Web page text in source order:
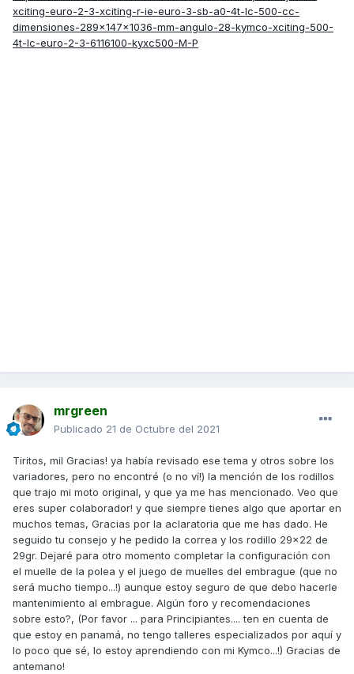
xciting-euro-2-3-xciting-r-ie-euro-3-sb-a0-4t-lc-500-cc-
dimensiones-289x147x1036-mm-angulo-28-kymco-xciting-500-
4t-lc-euro-2-3-6116100-kyxc500-M-P
mrgreen
Publicado 21 de Octubre del 2021
Tiritos, mil Gracias! ya había revisado ese tema y otros sobre los
variadores, pero no encontré (o no ví!) la mención de los rodillos
que trajo mi moto original, y que ya me has mencionado. Veo que
eres super colaborador! y que siempre tienes algo que aportar en
muchos temas, Gracias por la aclaratoria que me has dado. He
seguido tu consejo y he pedido la correa y los rodillo 29x22 de
29gr. Dejaré para otro momento completar la configuración con
el muelle de la polea y el juego de muelles del embrague (que no
será mucho tiempo...!) aunque estoy seguro de que debo hacerle
mantenimiento al embrague. Algún foro y recomendaciones
sobre esto?, (Por favor ... para Principiantes.... ten en cuenta de
que estoy en panamá, no tengo talleres especializados por aquí y
lo poco que sé, lo estoy aprendiendo con mi Kymco...!) Gracias de
antemano!